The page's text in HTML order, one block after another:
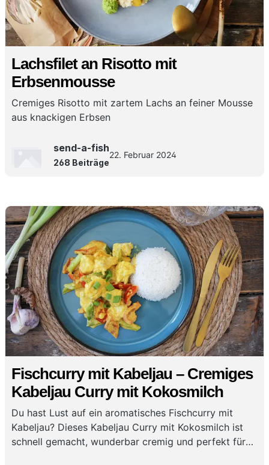
Lachsfilet an Risotto mit
Erbsenmousse
Cremiges Risotto mit zartem Lachs an feiner Mousse
aus knackigen Erbsen
send-a-fish
268 Beiträge
22. Februar 2024
Fischcurry mit Kabeljau – Cremiges
Kabeljau Curry mit Kokosmilch
Du hast Lust auf ein aromatisches Fischcurry mit
Kabeljau? Dieses Kabeljau Curry mit Kokosmilch ist
schnell gemacht, wunderbar cremig und perfekt für